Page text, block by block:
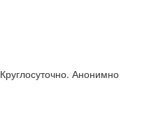
Круглосуточно. Анонимно